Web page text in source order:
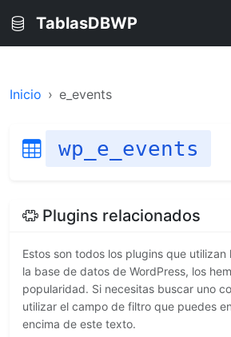
TablasDBWP
Inicio e_events
wp_e_events
Plugins relacionados
Estos son todos los plugins que utilizan
la base de datos de WordPress, los
popularidad. Si necesitas buscar uno
utilizar el campo de filtro que puedes
encima de este texto.